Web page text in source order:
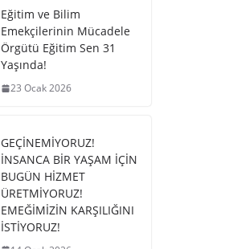
Eğitim ve Bilim
Emekçilerinin Mücadele
Örgütü Eğitim Sen 31
Yaşında!
23 Ocak 2026
GEÇİNEMİYORUZ!
İNSANCA BİR YAŞAM İÇİN
BUGÜN HİZMET
ÜRETMİYORUZ!
EMEĞİMİZİN KARŞILIĞINI
İSTİYORUZ!